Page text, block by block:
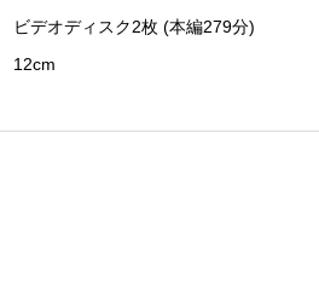
ビデオディスク2枚 (本編279分)
12cm